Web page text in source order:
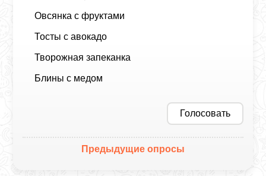
Овсянка с фруктами
Тосты с авокадо
Творожная запеканка
Блины с медом
Голосовать
Предыдущие опросы